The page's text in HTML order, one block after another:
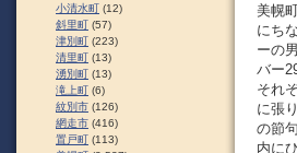
美幌
にち
ーの
バー
それ
に張
の節
内に
小清水町 (12)
斜里町 (57)
津別町 (223)
清里町 (13)
湧別町 (13)
滝上町 (6)
紋別市 (126)
網走市 (416)
置戸町 (113)